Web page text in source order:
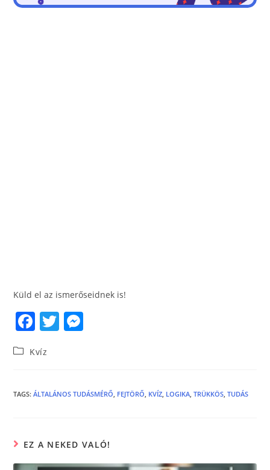
Küld el az ismerőseidnek is!
F
c
b
o
k
T
n
er
Kvíz
TAGS:ÁLTALÁNOS TUDÁSMÉRŐ, FEJTÖRŐ, KVÍZ, LOGIKA, TRÜKKÖS, TUDÁS
EZ A NEKED VALÓ!